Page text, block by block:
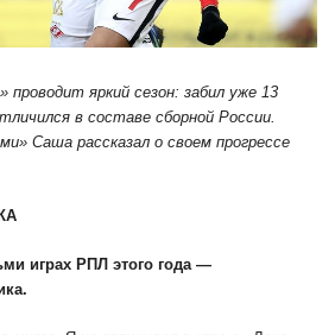
яркий сезон: забил уже 13
в составе сборной России.
Саша рассказал о своем прогрессе
играх РПЛ этого года —